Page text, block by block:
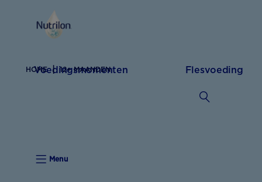
Voedingsmomenten Flesvoeding
Menu
HOME 12+ MAANDEN